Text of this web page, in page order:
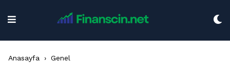
Anasayfa › Genel